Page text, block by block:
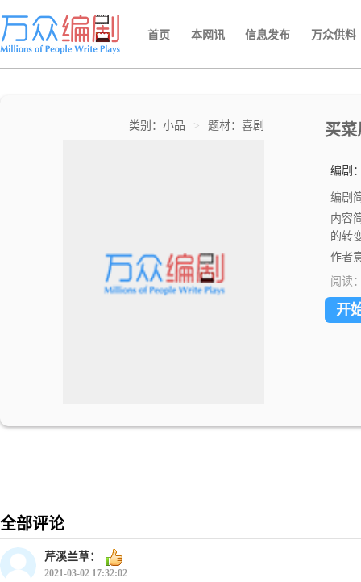
首页 本网讯 信息发布 万众供料
类别：小品 > 题材：喜剧 买菜
编剧
编剧
内容
的转
作者
阅读
开
全部评论
芹溪兰草：
2021-03-02 17:32:02